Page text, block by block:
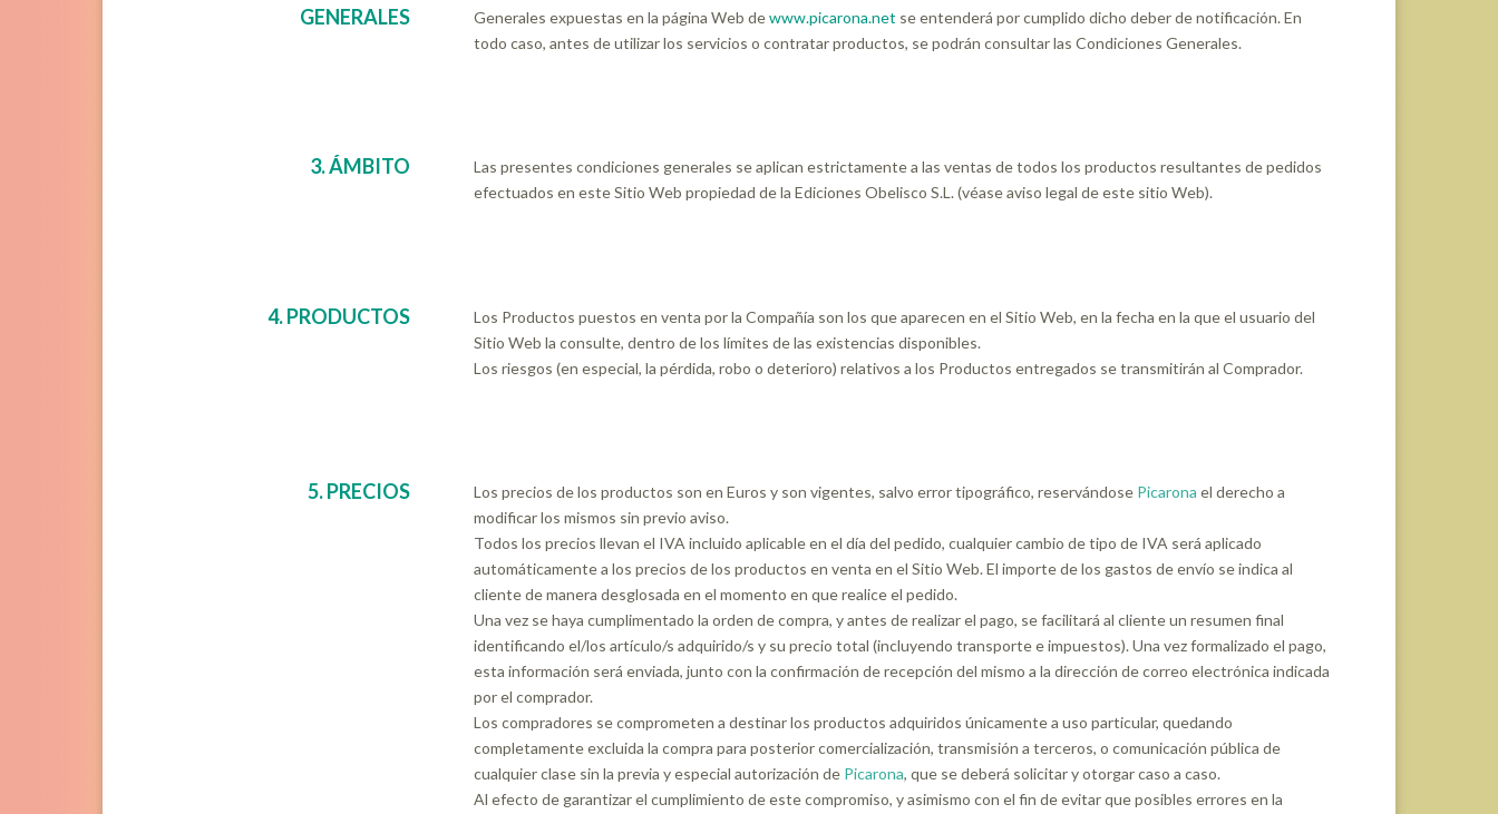
GENERALES
Generales expuestas en la página Web dewww.picarona.net se entenderá por cumplido dicho deber de notificación. En
todo caso, antes de utilizar los servicios o contratar productos, se podrán consultar las Condiciones Generales.
3. ÁMBITO
Las presentes condiciones generales se aplican estrictamente a las ventas de todos los productos resultantes de pedidos
efectuados en este Sitio Web propiedad de la Ediciones Obelisco S.L. (véase aviso legal de este sitio Web).
4. PRODUCTOS
Los Productos puestos en venta por la Compañía son los que aparecen en el Sitio Web, en la fecha en la que el usuario del
Sitio Web la consulte, dentro de los límites de las existencias disponibles.
Los riesgos (en especial, la pérdida, robo o deterioro) relativos a los Productos entregados se transmitirán al Comprador.
5. PRECIOS Los precios de los productos son en Euros y son vigentes, salvo error tipográfico, reservándose Picarona el derecho a
modificar los mismos sin previo aviso.
Todos los precios llevan el IVA incluido aplicable en el día del pedido, cualquier cambio de tipo de IVA será aplicado
automáticamente a los precios de los productos en venta en el Sitio Web. El importe de los gastos de envío se indica al
cliente de manera desglosada en el momento en que realice el pedido.
Una vez se haya cumplimentado la orden de compra, y antes de realizar el pago, se facilitará al cliente un resumen final
identificando el/los artículo/s adquirido/s y su precio total (incluyendo transporte e impuestos). Una vez formalizado el pago,
esta información será enviada, junto con la confirmación de recepción del mismo a la dirección de correo electrónica indicada
por el comprador.
Los compradores se comprometen a destinar los productos adquiridos únicamente a uso particular, quedando
completamente excluida la compra para posterior comercialización, transmisión a terceros, o comunicación pública de
cualquier clase sin la previa y especial autorización de Picarona, que se deberá solicitar y otorgar caso a caso.
Al efecto de garantizar el cumplimiento de este compromiso, y asimismo con el fin de evitar que posibles errores en la